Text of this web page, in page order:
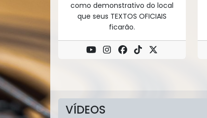
como demonstrativo do local
que seus TEXTOS OFICIAIS
ficarão.
VÍDEOS